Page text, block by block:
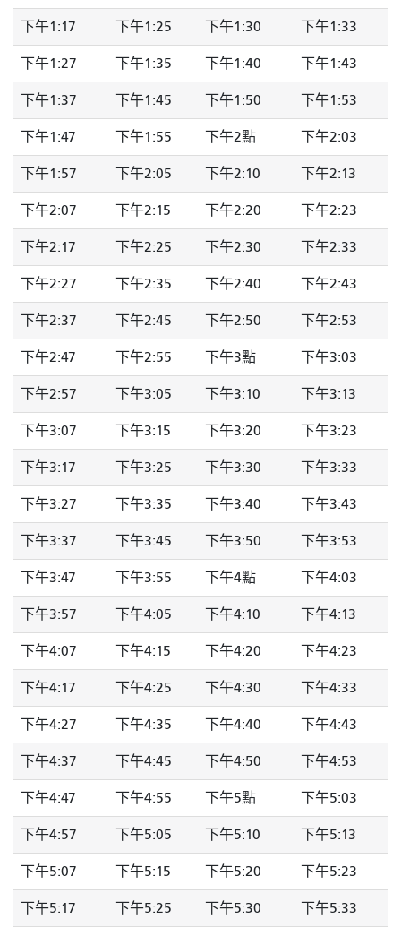
下午1:17 下午1:25 下午1:30 下午1:33
下午1:27 下午1:35 下午1:40 下午1:43
下午1:37 下午1:45 下午1:50 下午1:53
下午1:47 下午1:55 下午2點 下午2:03
下午1:57 下午2:05 下午2:10 下午2:13
下午2:07 下午2:15 下午2:20 下午2:23
下午2:17 下午2:25 下午2:30 下午2:33
下午2:27 下午2:35 下午2:40 下午2:43
下午2:37 下午2:45 下午2:50 下午2:53
下午2:47 下午2:55 下午3點 下午3:03
下午2:57 下午3:05 下午3:10 下午3:13
下午3:07 下午3:15 下午3:20 下午3:23
下午3:17 下午3:25 下午3:30 下午3:33
下午3:27 下午3:35 下午3:40 下午3:43
下午3:37 下午3:45 下午3:50 下午3:53
下午3:47 下午3:55 下午4點 下午4:03
下午3:57 下午4:05 下午4:10 下午4:13
下午4:07 下午4:15 下午4:20 下午4:23
下午4:17 下午4:25 下午4:30 下午4:33
下午4:27 下午4:35 下午4:40 下午4:43
下午4:37 下午4:45 下午4:50 下午4:53
下午4:47 下午4:55 下午5點 下午5:03
下午4:57 下午5:05 下午5:10 下午5:13
下午5:07 下午5:15 下午5:20 下午5:23
下午5:17 下午5:25 下午5:30 下午5:33